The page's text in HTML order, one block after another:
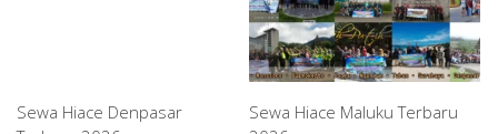
Sewa Hiace Denpasar
Sewa Hiace Maluku Terbaru